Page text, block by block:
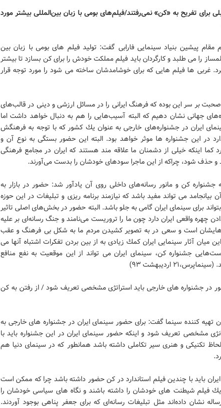
برای تفریح به «کن» نمی‌رفتند/فیلم‌های بومی با زبان بین‌المللی بیشتر مورد
مقام پیشین بنیاد سینمایی فارابی گفت: تولید فیلم های بومی با زبان بین
را می طلبد و كارگردان باید فیلم مملكت خودش را برای كن بسازد تا بیشتر
غربی ها فیلم هایی كه برای خوشامدشان ساخته می شود را مورد توجه قرار
بر سر این بوده كه فرهنگ ایرانی را در مسائل ارزشی و دینی در قالب‌های
جهانی نشان دهیم كه البته آسیب‌هایی را هم به دنبال خواهد داشت اما
ایران در جشنواره‌های خارجی به عنوان یك كشور كه با توجه به فرهنگش
در این جشنواره ها موثر خواهد بود. البته این حضور بستگی به نوع آن و
كما اینكه خیلی از دشمنان ما علاقه مند هستند كه ایران در مجامع فرهنگی
و حذف شود، چراكه از این ماجرا سودهای خودشان را بدست می‌آورند.
جشنواره كن و مانور رسانه‌های داخلی روی آن یادآور شد: حضور در بازار به
بیانجامد می تواند مفید باشد كه نیازمند برنامه ریزی و تبلیغات در این حوزه
برای سینمای ایران گامی به جلو باشد. البته حضور در بخش‌های اصلی تاثیر
چهره واقعی ایران دارد چون ما را تروریست می‌نامند و جنگ رسانه‌ای بر علیه
است و سعی در به تصویر كشیدن مردم ما به شكل بی فرهنگ و عقب
میان آثار سینمایی ایران كمك زیادی به از بین بردن تفكرات اشتباه آنها می
جشنواره كن، سینمای ایران می تواند از این موقعیت به نفع منافع
ارديبهشت ۹۳)
در جشنواره های خارجی باید استراتژی مشخصی تعریف شود / از رفتن به کن
تهیه كننده سینما گفت: برای حضور سینمای ایران در جشنواره های خارجی به
مشخصی تعریف شود و اینکه حضور سینمای ایران در این جشنواره باید با
تکنیکی و هنری سیر تکاملی داشته باشد همانطور که در سینمای دنیا هم
باید با چندین فیلم استاندارد در كن حضور داشته باشد چرا كه ممكن است
یك فیلم شیطنت های خودشان را داشته باشند و نگاه های سیاسی خودشان را
نشان داده‌اند مثل تبلیغات رسانه‌ای كه برای جعفر پناهی بوجود آوردند.